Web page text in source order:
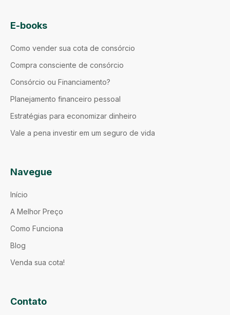
E-books
Como vender sua cota de consórcio
Compra consciente de consórcio
Consórcio ou Financiamento?
Planejamento financeiro pessoal
Estratégias para economizar dinheiro
Vale a pena investir em um seguro de vida
Navegue
Início
A Melhor Preço
Como Funciona
Blog
Venda sua cota!
Contato